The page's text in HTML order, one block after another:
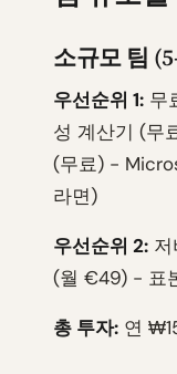
소규모 팀
우선순위 1: 무
성 계산기 (무
(무료) -
라면)
우선순위 2:
(월 €49) - 표
총 투자: 연